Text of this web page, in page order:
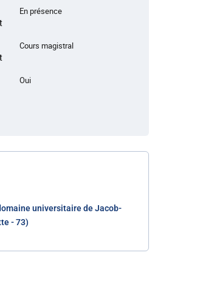
En présence
Cours magistral
Oui
universitaire de Jacob-
- 73)